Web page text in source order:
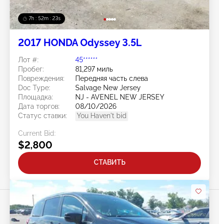
7h : 52m : 20s
2017 HONDA Odyssey 3.5L
Лот #:
45******
Пробег:
81,297 миль
Повреждения:
Передняя часть слева
Doc Type:
Salvage New Jersey
Площадка:
NJ - AVENEL NEW JERSEY
Дата торгов:
08/10/2026
Статус ставки:
You Haven't bid
Current Bid:
$2,800
СТАВИТЬ